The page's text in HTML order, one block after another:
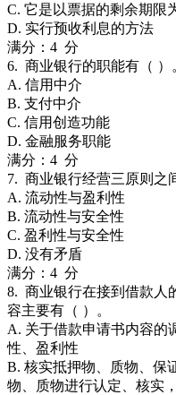
C. 它是以票据的剩余期限
D. 实行预收利息的方法
满分：4 分
6. 商业银行的职能有（ ）
A. 信用中介
B. 支付中介
C. 信用创造功能
D. 金融服务职能
满分：4 分
7. 商业银行经营三原则之
A. 流动性与盈利性
B. 流动性与安全性
C. 盈利性与安全性
D. 没有矛盾
满分：4 分
8. 商业银行在接到借款人
容主要有（ ）。
A. 关于借款申请书内容的
性、盈利性
B. 核实抵押物、质物、保
物、质物进行认定、核实